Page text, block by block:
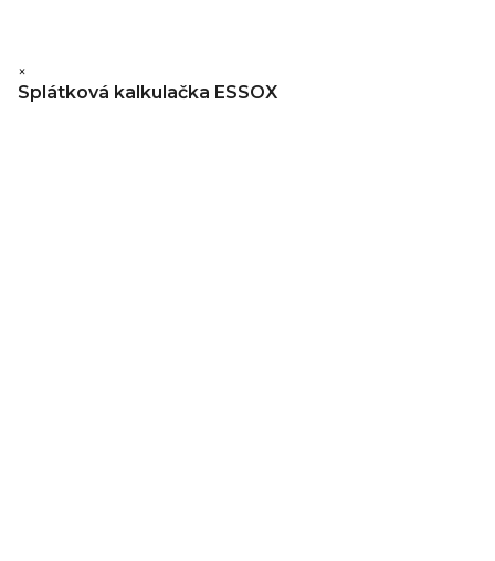
×
Splátková kalkulačka ESSOX